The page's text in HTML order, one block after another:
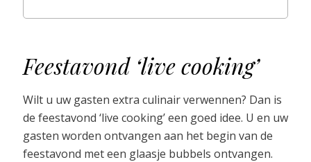
Feestavond ‘live cooking’
Wilt u uw gasten extra culinair verwennen? Dan is
de feestavond ‘live cooking’ een goed idee. U en uw
gasten worden ontvangen aan het begin van de
feestavond met een glaasje bubbels ontvangen.